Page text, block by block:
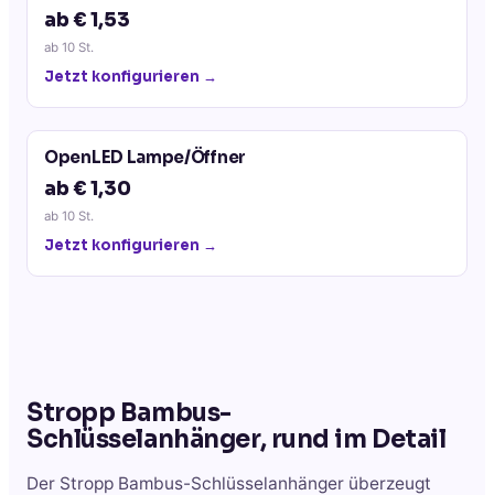
ab € 1,53
ab 10 St.
Jetzt konfigurieren →
OpenLED Lampe/Öffner
ab € 1,30
ab 10 St.
Jetzt konfigurieren →
Stropp Bambus-
Schlüsselanhänger, rund im Detail
Der Stropp Bambus-Schlüsselanhänger überzeugt